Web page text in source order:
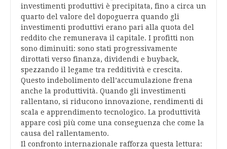
investimenti produttivi è precipitata, fino a circa un
quarto del valore del dopoguerra quando gli
investimenti produttivi erano pari alla quota del
reddito che remunerava il capitale. I profitti non
sono diminuiti: sono stati progressivamente
dirottati verso finanza, dividendi e buyback,
spezzando il legame tra redditività e crescita.
Questo indebolimento dell’accumulazione frena
anche la produttività. Quando gli investimenti
rallentano, si riducono innovazione, rendimenti di
scala e apprendimento tecnologico. La produttività
appare così più come una conseguenza che come la
causa del rallentamento.
Il confronto internazionale rafforza questa lettura: